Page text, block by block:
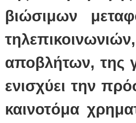
βιώσιμων
αποβλήτων, της
ενισχύει την
καινοτόμα